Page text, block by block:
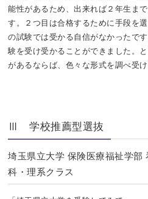
能性があるため、出来れば２年生ま
す。２つ目は合格するために手段を
の試験では受かる自信がなかったで
験を受け受かることができました。
があるならば、色々な形式を調べ受
Ⅲ 学校推薦型選抜
埼玉県立大学 保険医療福祉学
科・理系クラス